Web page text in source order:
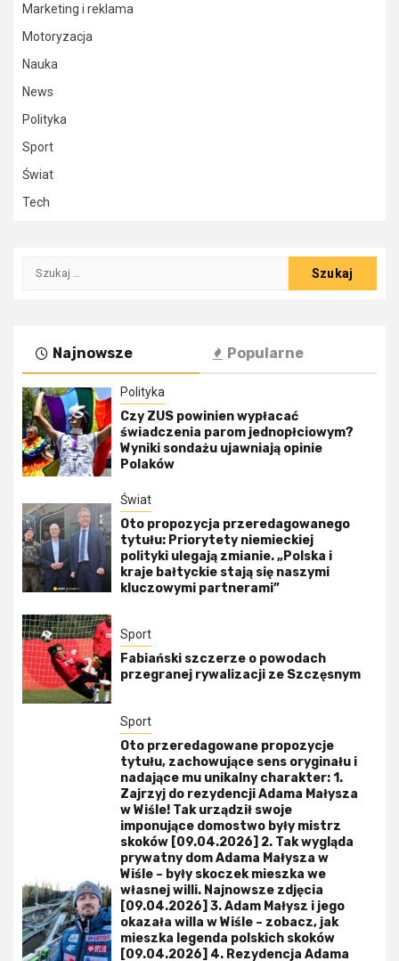
Marketing i reklama
Motoryzacja
Nauka
News
Polityka
Sport
Świat
Tech
Szukaj:
Najnowsze Popularne
Polityka
Czy ZUS powinien wypłacać
świadczenia parom jednopłciowym?
Wyniki sondażu ujawniają opinie
Polaków
Świat
Oto propozycja przeredagowanego
tytułu: Priorytety niemieckiej
polityki ulegają zmianie. „Polska i
kraje bałtyckie stają się naszymi
kluczowymi partnerami”
Sport
Fabiański szczerze o powodach
przegranej rywalizacji ze Szczęsnym
Sport
Oto przeredagowane propozycje
tytułu, zachowujące sens oryginału i
nadające mu unikalny charakter: 1.
Zajrzyj do rezydencji Adama Małysza
w Wiśle! Tak urządził swoje
imponujące domostwo były mistrz
skoków [09.04.2026] 2. Tak wygląda
prywatny dom Adama Małysza w
Wiśle – były skoczek mieszka we
własnej willi. Najnowsze zdjęcia
[09.04.2026] 3. Adam Małysz i jego
okazała willa w Wiśle – zobacz, jak
mieszka legenda polskich skoków
[09.04.2026] 4. Rezydencja Adama